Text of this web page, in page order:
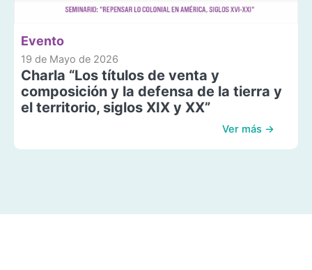
Evento
19 de Mayo de 2026
Charla “Los títulos de venta y
composición y la defensa de la tierra y
el territorio, siglos XIX y XX”
Ver más →